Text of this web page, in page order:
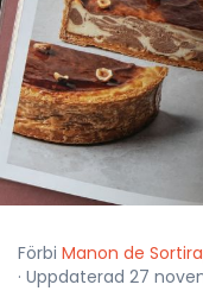
Förbi Manon de
· Uppdaterad 27